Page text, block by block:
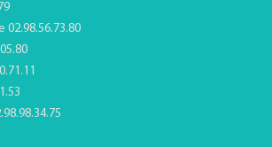
02.98.56.73.80